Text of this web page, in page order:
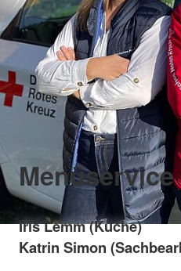
Menüservice
Iris Lemm (Küche)
Katrin Simon